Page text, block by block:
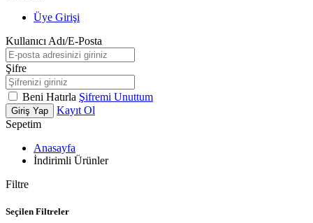
Üye Girişi
Kullanıcı Adı/E-Posta
Şifre
Beni Hatırla Şifremi Unuttum
Giriş Yap
Kayıt Ol
Sepetim
Anasayfa
İndirimli Ürünler
Filtre
Seçilen Filtreler